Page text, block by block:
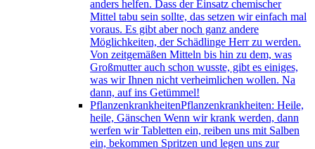
anders helfen. Dass der Einsatz chemischer
Mittel tabu sein sollte, das setzen wir einfach mal
voraus. Es gibt aber noch ganz andere
Möglichkeiten, der Schädlinge Herr zu werden.
Von zeitgemäßen Mitteln bis hin zu dem, was
Großmutter auch schon wusste, gibt es einiges,
was wir Ihnen nicht verheimlichen wollen. Na
dann, auf ins Getümmel!
PflanzenkrankheitenPflanzenkrankheiten: Heile,
heile, Gänschen Wenn wir krank werden, dann
werfen wir Tabletten ein, reiben uns mit Salben
ein, bekommen Spritzen und legen uns zur